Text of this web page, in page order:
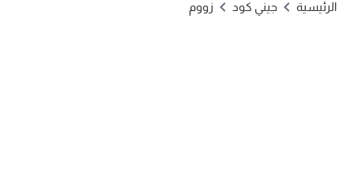
الرئيسية جيني كود زووم